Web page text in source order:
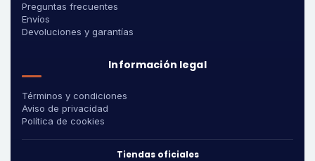
Preguntas frecuentes
Envíos
Devoluciones y garantías
Información legal
Términos y condiciones
Aviso de privacidad
Política de cookies
Tiendas oficiales